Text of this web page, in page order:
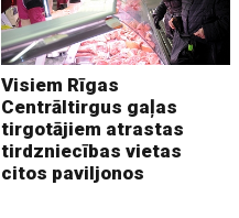
Visiem Rīgas
Centrāltirgus gaļas
tirgotājiem atrastas
tirdzniecības vietas
citos paviljonos